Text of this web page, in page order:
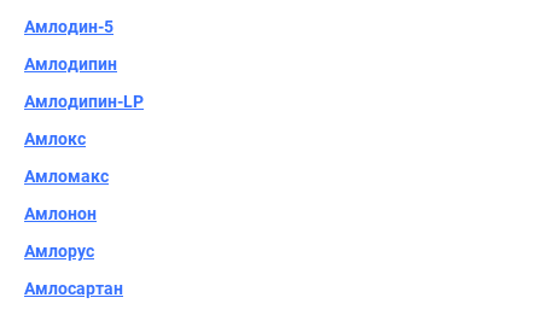
Амлодин-5
Амлодипин
Амлодипин-LP
Амлокс
Амломакс
Амлонон
Амлорус
Амлосартан